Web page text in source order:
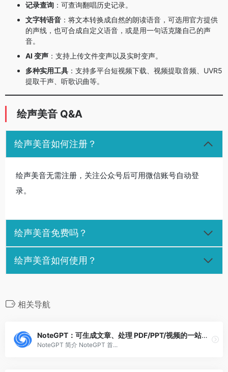
记录查询 ：可查询翻唱历史记录。
文字转语音 ：将文本转换成自然的朗读语音，可选用官方提供
的声线，也可合成自定义语音，或是用一句话克隆自己的声
音。
AI 变声 ：支持上传文件变声以及实时变声。
多种实用工具 ：支持多平台短视频下载、视频提取音频、UVR5
提取干声、听歌识曲等。
绘声美音 Q&A
绘声美音如何注册？
绘声美音无需注册，关注公众号后可用微信账号自动登
录。
绘声美音免费吗？
绘声美音如何使用？
相关导航
NoteGPT：可生成文章、处理 PDF/PPT/视频的一站式学习助手
NoteGPT 简介 NoteGPT 首...